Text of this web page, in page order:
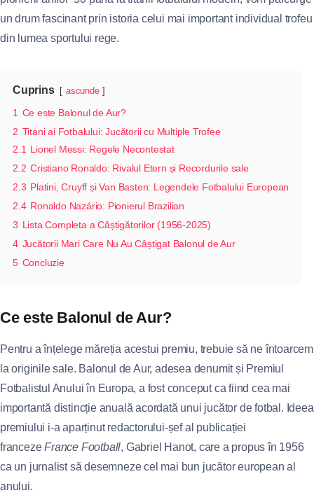
un drum fascinant prin istoria celui mai important individual trofeu
din lumea sportului rege.
Cuprins ascunde
1 Ce este Balonul de Aur?
2 Titani ai Fotbalului: Jucătorii cu Multiple Trofee
2.1 Lionel Messi: Regele Necontestat
2.2 Cristiano Ronaldo: Rivalul Etern și Recordurile sale
2.3 Platini, Cruyff și Van Basten: Legendele Fotbalului European
2.4 Ronaldo Nazário: Pionierul Brazilian
3 Lista Completa a Câștigătorilor (1956-2025)
4 Jucătorii Mari Care Nu Au Câștigat Balonul de Aur
5 Concluzie
Ce este Balonul de Aur?
Pentru a înțelege măreția acestui premiu, trebuie să ne întoarcem
la originile sale. Balonul de Aur, adesea denumit și Premiul
Fotbalistul Anului în Europa, a fost conceput ca fiind cea mai
importantă distincție anuală acordată unui jucător de fotbal. Ideea
premiului i-a aparținut redactorului-șef al publicației
francezeFrance Football, Gabriel Hanot, care a propus în 1956
ca un jurnalist să desemneze cel mai bun jucător european al
anului.